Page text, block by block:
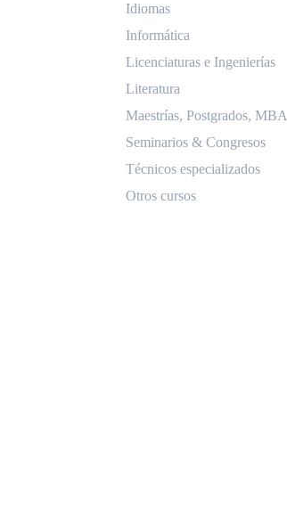
Idiomas
Informática
Licenciaturas e Ingenierías
Literatura
Maestrías, Postgrados, MBA
Seminarios & Congresos
Técnicos especializados
Otros cursos